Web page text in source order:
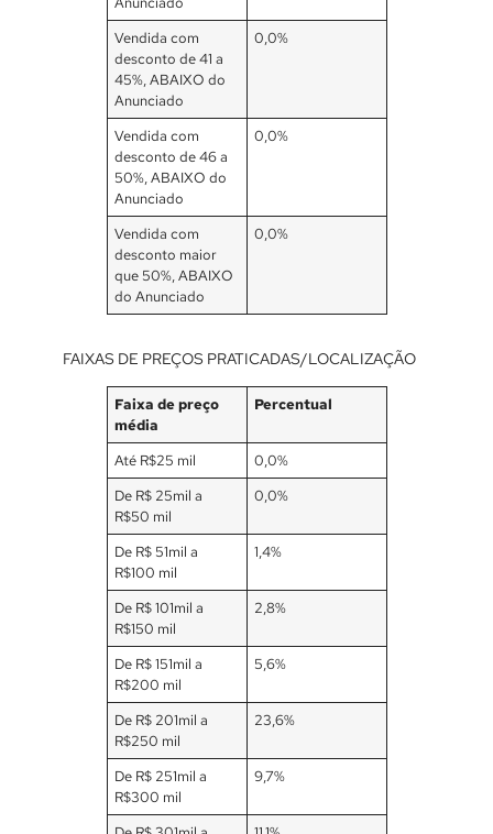
Vendida com
desconto de 41 a
45%, ABAIXO do
Anunciado
0,0%
Vendida com
desconto de 46 a
50%, ABAIXO do
Anunciado
0,0%
Vendida com
desconto maior
que 50%, ABAIXO
do Anunciado
0,0%
FAIXAS DE PREÇOS PRATICADAS/LOCALIZAÇÃO
Faixa de preço
média
Percentual
Até R$25 mil
0,0%
De R$ 25mil a
R$50 mil
0,0%
De R$ 51mil a
R$100 mil
1,4%
De R$ 101mil a
R$150 mil
2,8%
De R$ 151mil a
R$200 mil
5,6%
De R$ 201mil a
R$250 mil
23,6%
De R$ 251mil a
R$300 mil
9,7%